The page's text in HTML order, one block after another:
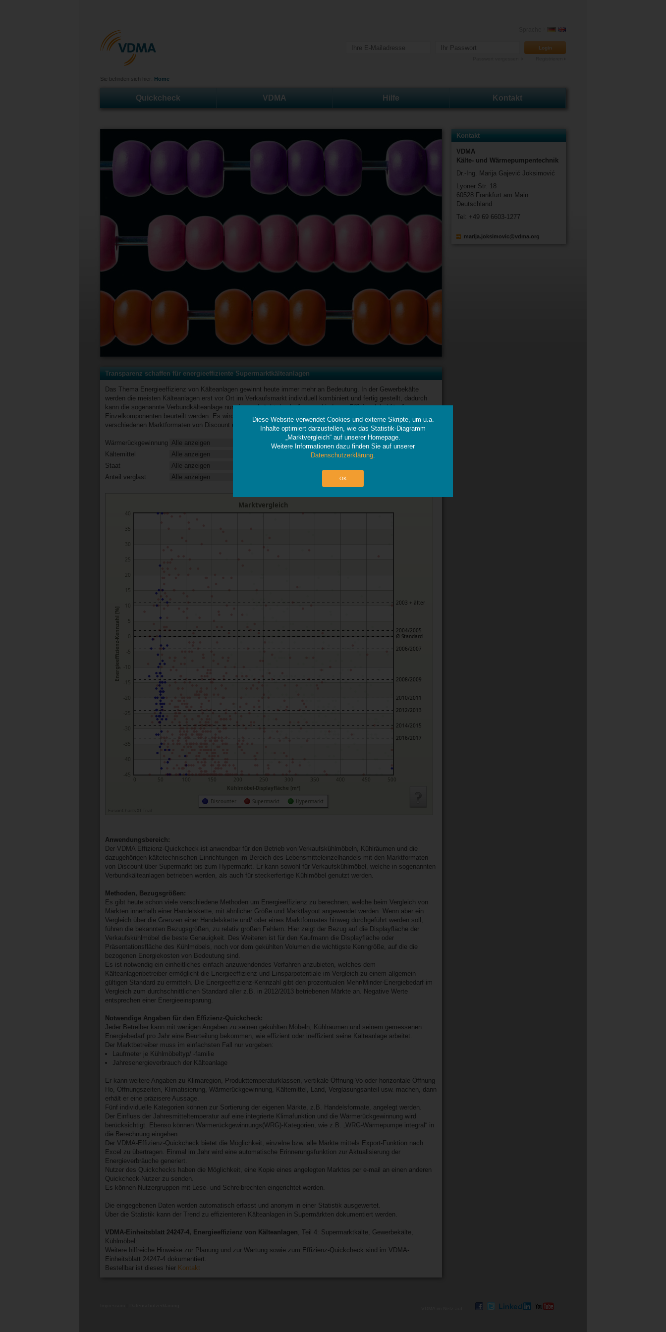
Sie befinden sich hier: Home
Quickcheck VDMA Hilfe Kontakt
Transparenz schaffen für energieeffiziente Supermarktkälteanlagen
Das Thema Energieeffizienz von Kälteanlagen gewinnt heute immer mehr an Bedeutung. In der Gewerbekälte
werden die meisten Kälteanlagen erst vor Ort im Verkaufsmarkt individuell kombiniert und fertig gestellt, dadurch
kann die sogenannte Verbundkälteanlage nur eingeschränkt durch die verschiedenen Effizienzlabel für die
Einzelkomponenten beurteilt werden. Es wird eine Kennzahl notwendig, welche alle Verbundkälteanlagen in den
verschiedenen Marktformaten von Discount über Supermarkt bis zum Hypermarkt beurteilen kann.
Wärmerückgewinnung
Kältemittel
Staat
Anteil verglast
0 50 100 150 200 250 300 350 400 450 500
-45
-40
-35
-30
-25
-20
-15
-10
-5
0
5
10
15
20
25
30
35
40
Energieeffizienz-Kennzahl [%]
Kühlmöbel-Displayfläche [m²]
Ø Standard
2003 + älter
2004/2005
2006/2007
2008/2009
2010/2011
2012/2013
2014/2015
2016/2017
Discounter Supermarkt Hypermarkt
Marktvergleich
Anwendungsbereich:
Der VDMA Effizienz-Quickcheck ist anwendbar für den Betrieb von Verkaufskühlmöbeln, Kühlräumen und die
dazugehörigen kältetechnischen Einrichtungen im Bereich des Lebensmitteleinzelhandels mit den Marktformaten
von Discount über Supermarkt bis zum Hypermarkt. Er kann sowohl für Verkaufskühlmöbel, welche in sogenannten
Verbundkälteanlagen betrieben werden, als auch für steckerfertige Kühlmöbel genutzt werden.
Methoden, Bezugsgrößen:
Es gibt heute schon viele verschiedene Methoden um Energieeffizienz zu berechnen, welche beim Vergleich von
Märkten innerhalb einer Handelskette, mit ähnlicher Größe und Marktlayout angewendet werden. Wenn aber ein
Vergleich über die Grenzen einer Handelskette und/ oder eines Marktformates hinweg durchgeführt werden soll,
führen die bekannten Bezugsgrößen, zu relativ großen Fehlern. Hier zeigt der Bezug auf die Displayfläche der
Verkaufskühlmöbel die beste Genauigkeit. Des Weiteren ist für den Kaufmann die Displayfläche oder
Präsentationsfläche des Kühlmöbels, noch vor dem gekühlten Volumen die wichtigste Kenngröße, auf die die
bezogenen Energiekosten von Bedeutung sind.
Es ist notwendig ein einheitliches einfach anzuwendendes Verfahren anzubieten, welches dem
Kälteanlagenbetreiber ermöglicht die Energieeffizienz und Einsparpotentiale im Vergleich zu einem allgemein
gültigen Standard zu ermitteln. Die Energieeffizienz-Kennzahl gibt den prozentualen Mehr/Minder-Energiebedarf im
Vergleich zum durchschnittlichen Standard aller z.B. in 2012/2013 betriebenen Märkte an. Negative Werte
entsprechen einer Energieeinsparung.
Notwendige Angaben für den Effizienz-Quickcheck:
Jeder Betreiber kann mit wenigen Angaben zu seinen gekühlten Möbeln, Kühlräumen und seinem gemessenen
Energiebedarf pro Jahr eine Beurteilung bekommen, wie effizient oder ineffizient seine Kälteanlage arbeitet.
Der Marktbetreiber muss im einfachsten Fall nur vorgeben:
Laufmeter je Kühlmöbeltyp/ -familie
Jahresenergieverbrauch der Kälteanlage
Er kann weitere Angaben zu Klimaregion, Produkttemperaturklassen, vertikale Öffnung Vo oder horizontale Öffnung
Ho, Öffnungszeiten, Klimatisierung, Wärmerückgewinnung, Kältemittel, Land, Verglasungsanteil usw. machen, dann
erhält er eine präzisere Aussage.
Fünf individuelle Kategorien können zur Sortierung der eigenen Märkte, z.B. Handelsformate, angelegt werden.
Der Einfluss der Jahresmitteltemperatur auf eine integrierte Klimafunktion und die Wärmerückgewinnung wird
berücksichtigt. Ebenso können Wärmerückgewinnungs(WRG)-Kategorien, wie z.B. „WRG-Wärmepumpe integral“ in
die Berechnung eingehen.
Der VDMA-Effizienz-Quickcheck bietet die Möglichkeit, einzelne bzw. alle Märkte mittels Export-Funktion nach
Excel zu übertragen. Einmal im Jahr wird eine automatische Erinnerungsfunktion zur Aktualisierung der
Energieverbräuche generiert.
Nutzer des Quickchecks haben die Möglichkeit, eine Kopie eines angelegten Marktes per e-mail an einen anderen
Quickcheck-Nutzer zu senden.
Es können Nutzergruppen mit Lese- und Schreibrechten eingerichtet werden.
Die eingegebenen Daten werden automatisch erfasst und anonym in einer Statistik ausgewertet.
Über die Statistik kann der Trend zu effizienteren Kälteanlagen in Supermärkten dokumentiert werden.
VDMA-Einheitsblatt 24247-4, Energieeffizienz von Kälteanlagen, Teil 4: Supermarktkälte, Gewerbekälte,
Kühlmöbel:
Weitere hilfreiche Hinweise zur Planung und zur Wartung sowie zum Effizienz-Quickcheck sind im VDMA-
Einheitsblatt 24247-4 dokumentiert.
Bestellbar ist dieses hier Kontakt
Kontakt
VDMA
Kälte- und Wärmepumpentechnik
Dr.-Ing. Marija Gajević Joksimović
Lyoner Str. 18
60528 Frankfurt am Main
Deutschland
Tel: +49 69 6603-1277
marija.joksimovic@vdma.org
Diese Website verwendet Cookies und externe Skripte, um u.a.
Inhalte optimiert darzustellen, wie das Statistik-Diagramm
„Marktvergleich“ auf unserer Homepage.
Weitere Informationen dazu finden Sie auf unserer
Datenschutzerklärung.
OK